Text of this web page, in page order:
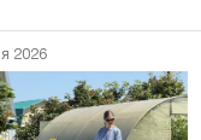
2026